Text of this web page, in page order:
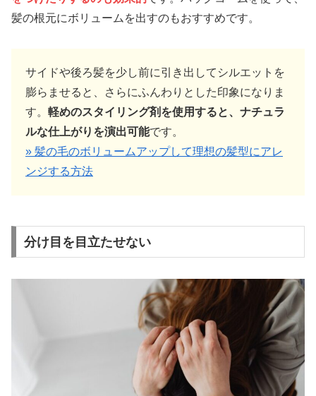
髪の根元にボリュームを出すのもおすすめです。
サイドや後ろ髪を少し前に引き出してシルエットを
膨らませると、さらにふんわりとした印象になりま
す。 軽めのスタイリング剤を使用すると、ナチュラ
ルな仕上がりを演出可能です。
» 髪の毛のボリュームアップして理想の髪型にアレ
ンジする方法
分け目を目立たせない